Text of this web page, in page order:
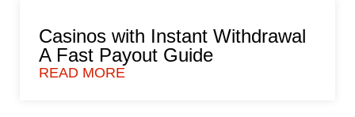
Casinos with Instant Withdrawal
A Fast Payout Guide
READ MORE